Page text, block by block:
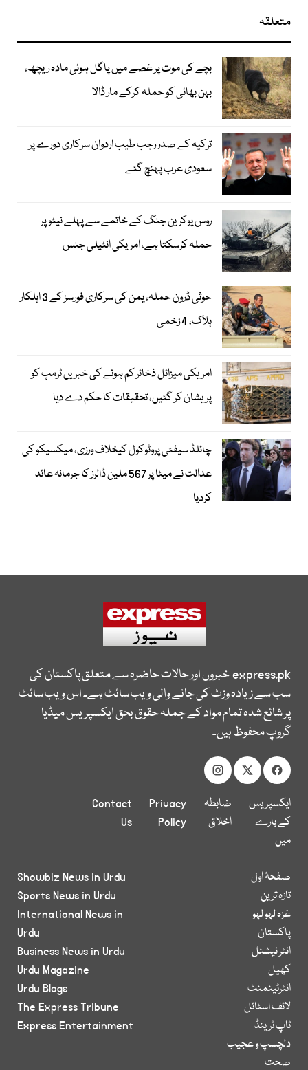
متعلقہ
بچے کی موت پر غصے میں پاگل ہوئی مادہ ریچھ،
بہن بھائی کو حملہ کرکے مار ڈالا
ترکیہ کے صدر رجب طیب اردوان سرکاری دورے پر
سعودی عرب پہنچ گئے
روس یوکرین جنگ کے خاتمے سے پہلے نیٹو پر
حملہ کرسکتا ہے، امریکی انٹیلی جنس
حوثی ڈرون حملہ، یمن کی سرکاری فورسز کے 3 اہلکار
ہلاک، 4 زخمی
امریکی میزائل ذخائر کم ہونے کی خبریں ٹرمپ کو
پریشان کر گئیں، تحقیقات کا حکم دے دیا
چائلڈ سیفٹی پروٹوکول کیخلاف ورزی، میکسیکو کی
عدالت نے میٹا پر 567 ملین ڈالرز کا جرمانہ عائد
کردیا
express.pkخبروں اور حالات حاضرہ سے متعلق پاکستان کی
سب سے زیادہ وزٹ کی جانے والی ویب سائٹ ہے۔ اس ویب سائٹ
پر شائع شدہ تمام مواد کے جملہ حقوق بحق ایکسپریس میڈیا
گروپ محفوظ ہیں۔
ایکسپریس
کے بارے
میں
ضابطہ
اخلاق
Privacy
Policy
Contact
Us
صفحۂ اول
تازہ ترین
غزہ لہو لہو
پاکستان
انٹر نیشنل
کھیل
انٹرٹینمنٹ
لائف اسٹائل
ٹاپ ٹرینڈ
دلچسپ و عجیب
صحت
Showbiz News in Urdu
Sports News in Urdu
International News in
Urdu
Business News in Urdu
Urdu Magazine
Urdu Blogs
The Express Tribune
Express Entertainment